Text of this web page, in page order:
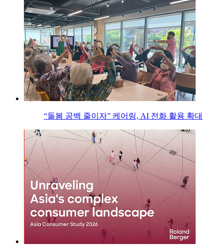
“돌봄 공백 줄이자” 케어링, AI 전화 활용 확대